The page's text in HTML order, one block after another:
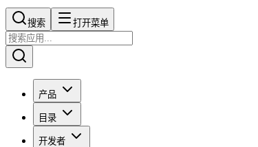
搜索​​​​ 打开菜单
产品
目录
开发者